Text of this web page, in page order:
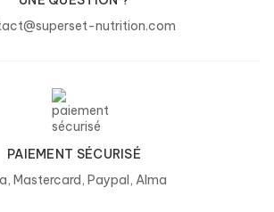
nutrition.com
PAIEMENT SÉCURISÉ
Mastercard, Paypal, Alma